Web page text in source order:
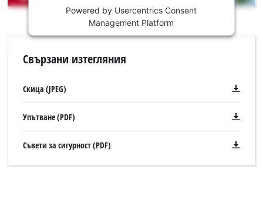
not
visitor.
owner
setup
with
This
is
permitted
load
trackers
Powered by Usercentrics Consent
Management Platform
Свързани изтегляния
Скица (JPEG)
Упътване (PDF)
Съвети за сигурност (PDF)